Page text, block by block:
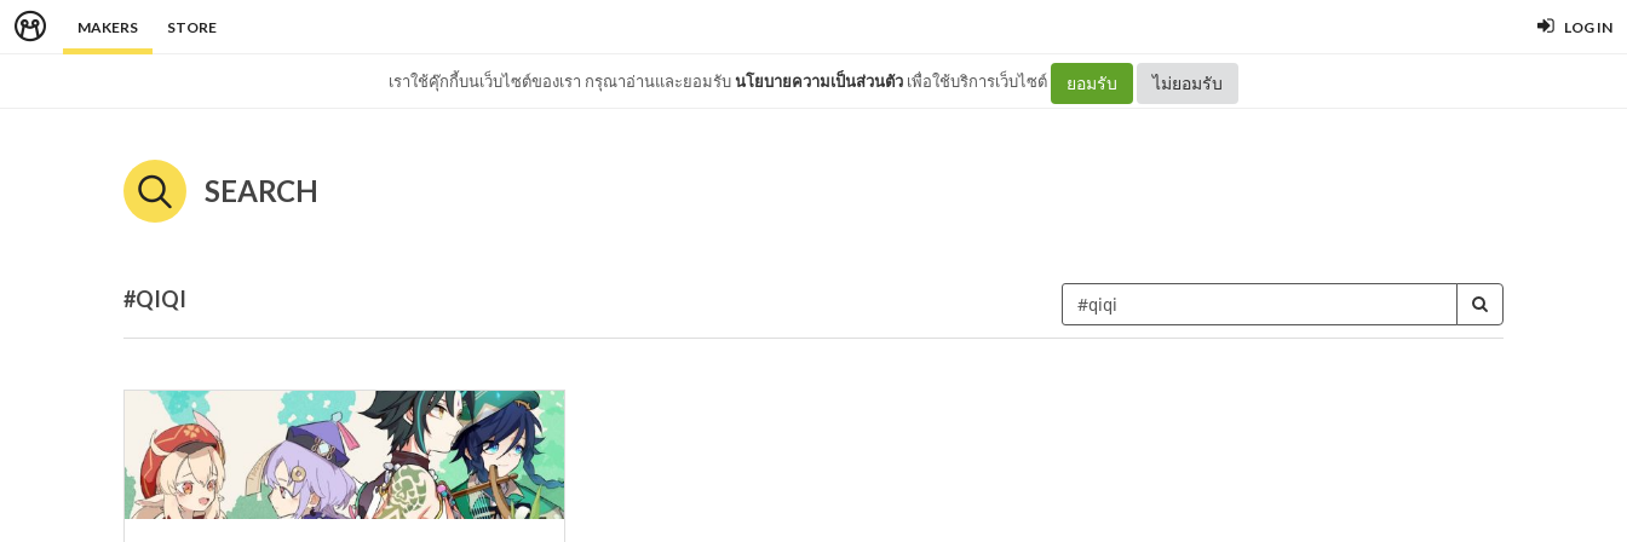
MAKERS STORE LOG IN
เราใช้คุ๊กกี้บนเว็บไซต์ของเรา กรุณาอ่านและยอมรับนโยบายความเป็นส่วนตัว เพื่อใช้บริการเว็บไซต์ ยอมรับ ไม่ยอมรับ
SEARCH
#QIQI